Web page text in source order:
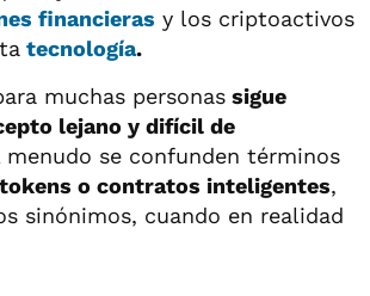
financieras y los criptoactivos
tecnología.
muchas personas sigue
lejano y difícil de
menudo se confunden términos
o contratos inteligentes,
sinónimos, cuando en realidad